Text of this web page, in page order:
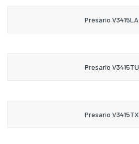
Presario V3415LA
Presario V3415TU
Presario V3415TX